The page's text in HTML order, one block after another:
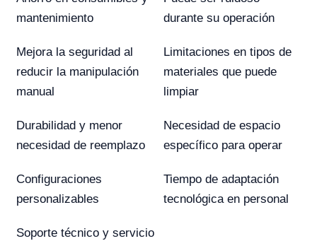
mantenimiento
durante su operación
Mejora la seguridad al
reducir la manipulación
manual
Limitaciones en tipos de
materiales que puede
limpiar
Durabilidad y menor
necesidad de reemplazo
Necesidad de espacio
específico para operar
Configuraciones
personalizables
Tiempo de adaptación
tecnológica en personal
Soporte técnico y servicio